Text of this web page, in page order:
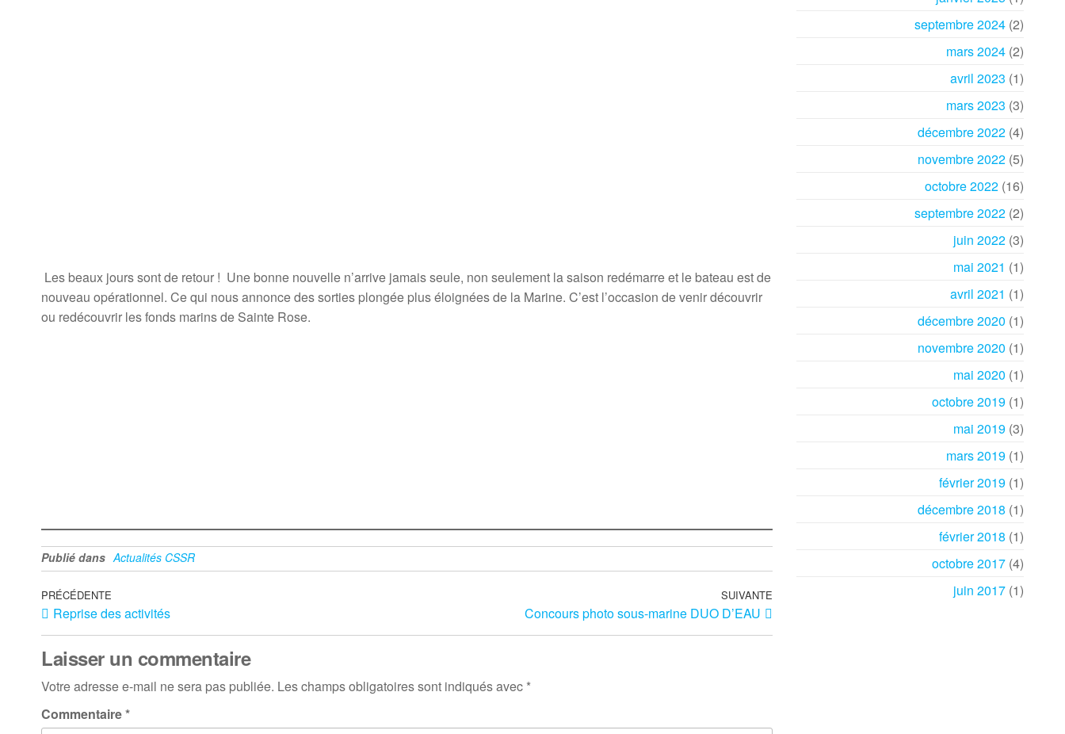
Les beaux jours sont de retour ! Une bonne nouvelle n’arrive jamais seule, non seulement la saison redémarre et le bateau est de
nouveau opérationnel. Ce qui nous annonce des sorties plongée plus éloignées de la Marine. C’est l’occasion de venir découvrir
ou redécouvrir les fonds marins de Sainte Rose.
Publié dans Actualités CSSR
Navigation
de
l’article
Article
précédent
PRÉCÉDENTE
Reprise des activités
Article
SUIVANTE
Concours photo sous-marine DUO D’EAU
Laisser un commentaire
Votre adresse e-mail ne sera pas publiée. Les champs obligatoires sont indiqués avec *
Commentaire*
septembre 2024 (2)
mars 2024 (2)
avril 2023 (1)
mars 2023 (3)
décembre 2022 (4)
novembre 2022 (5)
octobre 2022 (16)
septembre 2022 (2)
juin 2022 (3)
mai 2021 (1)
avril 2021 (1)
décembre 2020 (1)
novembre 2020 (1)
mai 2020 (1)
octobre 2019 (1)
mai 2019 (3)
mars 2019 (1)
février 2019 (1)
décembre 2018 (1)
février 2018 (1)
octobre 2017 (4)
juin 2017 (1)